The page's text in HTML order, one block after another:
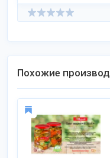
Похожие